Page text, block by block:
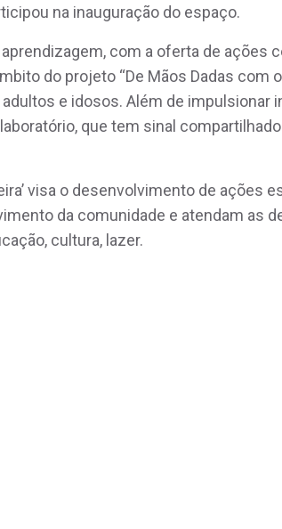
na inauguração do espaço.
com a oferta de ações
do projeto “De Mãos Dadas com o
e idosos. Além de impulsionar
que tem sinal
visa o desenvolvimento de ações
da comunidade e atendam as
cultura, lazer.